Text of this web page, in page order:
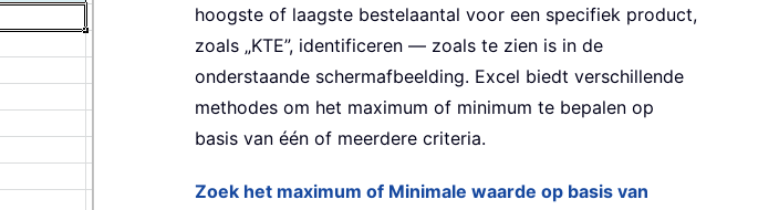
hoogste of laagste bestelaantal voor een specifiek product,
zoals „KTE”, identificeren — zoals te zien is in de
onderstaande schermafbeelding. Excel biedt verschillende
methodes om het maximum of minimum te bepalen op
basis van één of meerdere criteria.
Zoek het maximum of Minimale waarde op basis van